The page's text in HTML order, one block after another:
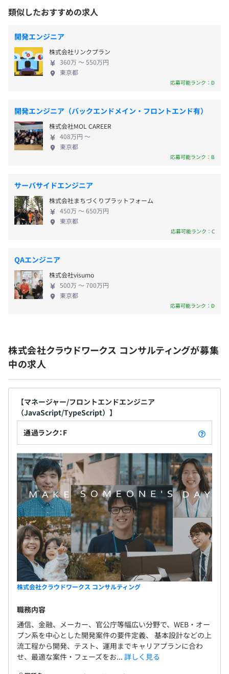
件を提案します。このように、エンジニア想いの環境があ
※元エンジニアが設立し、エンジニアファーストで事業や
体制が設計されているため、エンジニアの定着率は96％
を実現しています。
・クライアントを巻き込んだズレのない現場評価
・透明性を保つために評価制度/仕組みの開示
・夏季冬季休暇
・年次有給休暇：10日/年 労働基準法にのっとる（MAX20
日、繰越は40日迄）
・残業手当（30時間超過分支給）
・役職手当
・特別手当
・在宅手当（※リモートワークの場合)
昇給：年1回（審査あり）
保険）
ため転職時の一瞬だけでなく、長期的なサポートで
夢を叶え、悩みを解決し、 より多くのエンジニアの
方々に自分らしく活躍いただける環境を構築いたし
ました。 そんな当社ならではの環境にて一人ひとり
を大切に、あなたのペースで、あなたらしく働ける
ことをお約束します。
類似したおすすめの求人
開発エンジニア
株式会社リンクプラン
360万 〜 550万円
東京都
応募可能ランク：D
開発エンジニア（バックエンドメイン・フロントエンド有）
株式会社MOL CAREER
408万円 〜
東京都
応募可能ランク：B
サーバサイドエンジニア
株式会社まちづくりプラットフォーム
450万 〜 650万円
東京都
応募可能ランク：C
QAエンジニア
株式会社visumo
500万 〜 700万円
東京都
応募可能ランク：D
株式会社クラウドワークス コンサルティングが募集
中の求人
【マネージャー/フロントエンドエンジニア
（JavaScript/TypeScript）】
通過ランク：F
株式会社クラウドワークス コンサルティング
職務内容
通信、金融、メーカー、官公庁等幅広い分野で、WEB・オー
プン系を中心とした開発案件の要件定義、 基本設計などの上
流工程から開発、テスト、運用までキャリアプランに合わ
せ、最適な案件・フェーズをお... 詳しく見る